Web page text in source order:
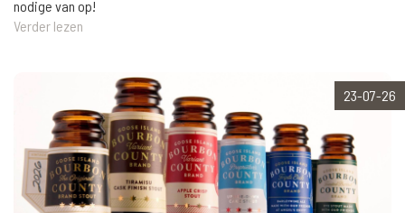
nodige van op!
Verder lezen
23-07-26